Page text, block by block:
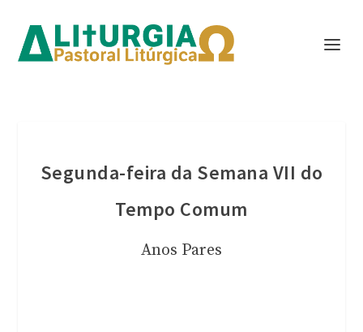
Segunda-feira da Semana VII do
Tempo Comum
Anos Pares